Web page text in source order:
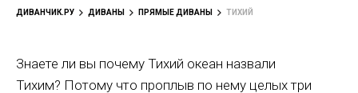
ДИВАНЧИК.РУ ДИВАНЫ ПРЯМЫЕ ДИВАНЫ ТИХИЙ
Знаете ли вы почему Тихий океан назвали
Тихим? Потому что проплыв по нему целых три